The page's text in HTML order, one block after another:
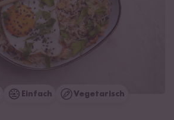
Einfach Vegetarisch